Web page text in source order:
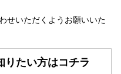
へ／
ワンストップ特例申請手
リ「IAM(アイアム)」が
せいただくようお願いいた
りたい方はコチラ